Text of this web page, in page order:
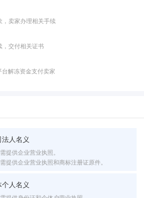
卖家办理相关手续
交付相关证书
解冻资金支付卖家
人名义
提供企业营业执照。
提供企业营业执照和商标注册证原件。
人名义